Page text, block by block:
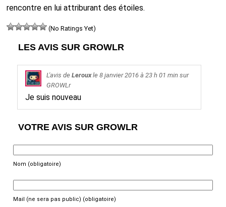
rencontre en lui attriburant des étoiles.
(No Ratings Yet)
LES AVIS SUR GROWLR
L'avis de Lerouxle 8 janvier 2016à 23 h 01 min sur
GROWLr
Je suis nouveau
VOTRE AVIS SUR GROWLR
Nom (obligatoire)
Mail (ne sera pas public) (obligatoire)